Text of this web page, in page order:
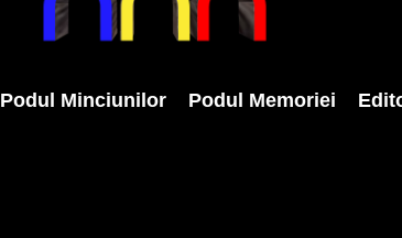
Podul Minciunilor Podul Memoriei